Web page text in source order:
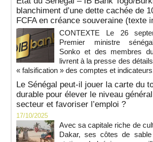
blanchiment d’une dette cachée de
FCFA en créance souveraine (texte
CONTEXTE Le 26
Premier ministre
Sonko et des membres
livrent à la presse des
« falsification » des comptes et
Le Sénégal peut-il jouer la carte du
durable pour élever le niveau
secteur et favoriser l’emploi ?
17/10/2025
Avec sa capitale riche de
Dakar, ses côtes de